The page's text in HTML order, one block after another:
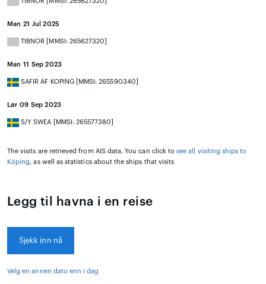
Man 21 Jul 2025
TIBNOR [MMSI: 265627320]
Man 11 Sep 2023
SAFIR AF KOPING [MMSI: 265590340]
Lør 09 Sep 2023
S/Y SWEA [MMSI: 265577380]
The visits are retrieved from AIS data. You can click tosee all visiting ships to
Köping, as well as statistics about the ships that visits
Legg til havna i en reise
Sjekk inn nå
Velg en annen dato enn i dag